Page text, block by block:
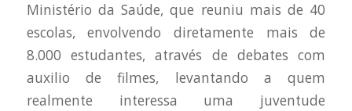
Ministério da Saúde, que reuniu mais de 40
escolas, envolvendo diretamente mais de
8.000 estudantes, através de debates com
auxilio de filmes, levantando a quem
realmente interessa uma juventude